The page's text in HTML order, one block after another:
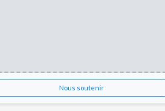
Nous soutenir